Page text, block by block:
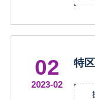
02
2023-02
特
院